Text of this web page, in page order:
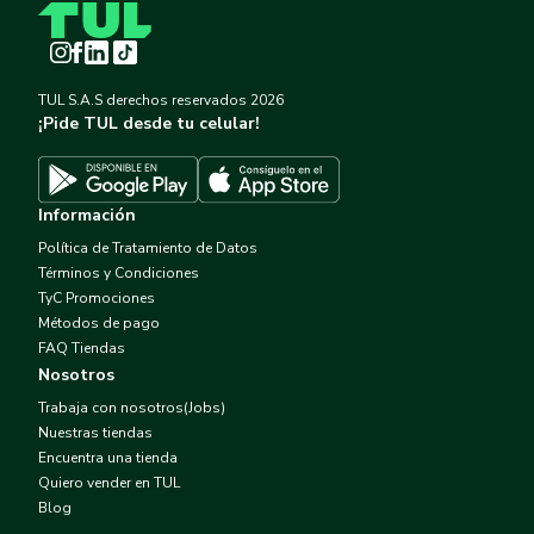
Instagram
Facebook
LinkedInTikTok
TUL S.A.S derechos reservados 2026
¡Pide TUL desde tu celular!
Descargar TUL en Google Play
Información
Política de Tratamiento de Datos
Términos y Condiciones
TyC Promociones
Métodos de pago
FAQ Tiendas
Nosotros
Trabaja con nosotros(Jobs)
Nuestras tiendas
Encuentra una tienda
Quiero vender en TUL
Blog